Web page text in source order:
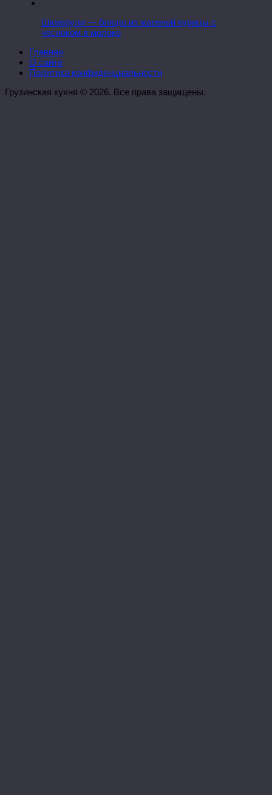
Шкмерули — блюдо из жареной курицы с
чесноком в молоке
Главная
О сайте
Политика конфиденциальности
Грузинская кухня © 2026. Все права защищены.